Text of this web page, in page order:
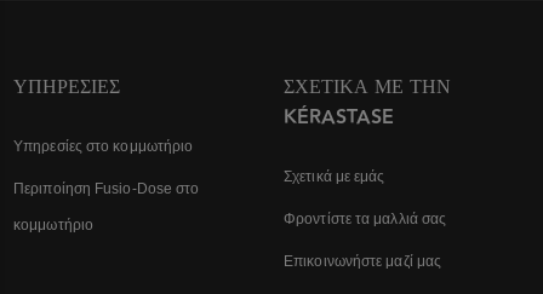
ΥΠΗΡΕΣΊΕΣ
Υπηρεσίες στο κομμωτήριο
Περιποίηση Fusio-Dose στο
κομμωτήριο
ΣΧΕΤΙΚΆ ΜΕ ΤΗΝ
KÉRASTASE
Σχετικά με εμάς
Φροντίστε τα μαλλιά σας
Επικοινωνήστε μαζί μας